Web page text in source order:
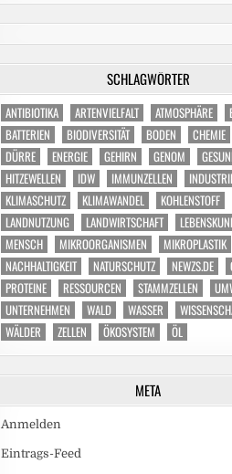
SCHLAGWÖRTER
ANTIBIOTIKA ARTENVIELFALT ATMOSPHÄRE
BATTERIEN
BIODIVERSITÄT BODEN CHEMIE
DÜRRE
ENERGIE GEHIRN GENOM
HITZEWELLEN
IDW IMMUNZELLEN
KLIMASCHUTZ
KLIMAWANDEL
KOHLENSTOFF
LANDNUTZUNG
LANDWIRTSCHAFT
MENSCH
MIKROORGANISMEN MIKROPLASTIK
NACHHALTIGKEIT
NATURSCHUTZ NEWZS.DE
PROTEINE
RESSOURCEN STAMMZELLEN
UNTERNEHMEN
WALD WASSER
WÄLDER
ZELLEN ÖKOSYSTEM ÖL
META
Anmelden
Eintrags-Feed